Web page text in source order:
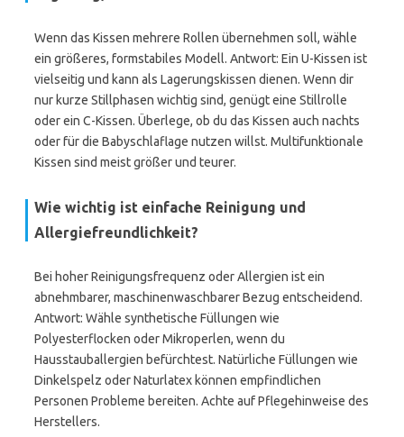
Wenn das Kissen mehrere Rollen übernehmen soll, wähle
ein größeres, formstabiles Modell. Antwort: Ein U-Kissen ist
vielseitig und kann als Lagerungskissen dienen. Wenn dir
nur kurze Stillphasen wichtig sind, genügt eine Stillrolle
oder ein C-Kissen. Überlege, ob du das Kissen auch nachts
oder für die Babyschlaflage nutzen willst. Multifunktionale
Kissen sind meist größer und teurer.
Wie wichtig ist einfache Reinigung und
Allergiefreundlichkeit?
Bei hoher Reinigungsfrequenz oder Allergien ist ein
abnehmbarer, maschinenwaschbarer Bezug entscheidend.
Antwort: Wähle synthetische Füllungen wie
Polyesterflocken oder Mikroperlen, wenn du
Hausstauballergien befürchtest. Natürliche Füllungen wie
Dinkelspelz oder Naturlatex können empfindlichen
Personen Probleme bereiten. Achte auf Pflegehinweise des
Herstellers.